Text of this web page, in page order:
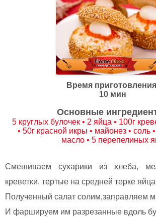
Время
10 мин
Основные
5 круглых булочек • 2 яйца • 100г
• 50г красной икры • майонез • соль
масло • 5 перепелиных
Смешиваем сухарики из хлеба,
креветки, тертые на средней терке
Полученный салат солим,заправляем
И фаршируем им разрезанные вдоль